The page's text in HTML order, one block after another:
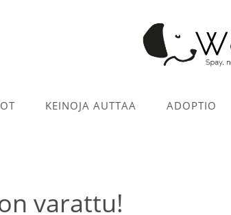
KEINOJA AUTTAA ADOPTIO
varattu!